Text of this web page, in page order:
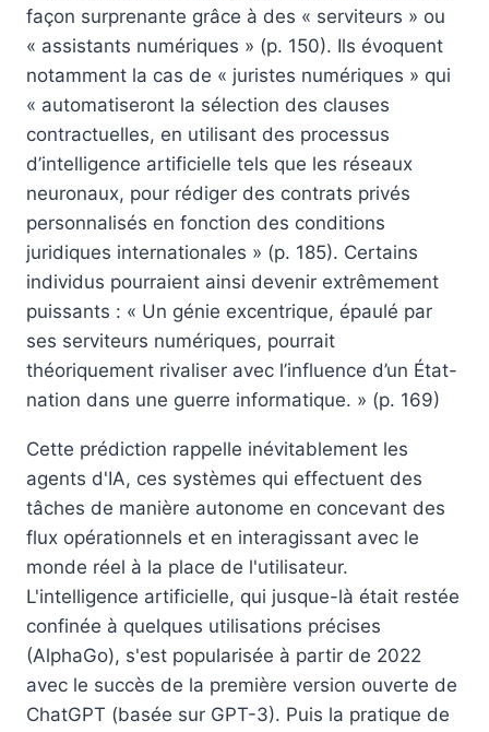
façon surprenante grâce à des « serviteurs » ou
« assistants numériques » (p. 150). Ils évoquent
notamment la cas de « juristes numériques » qui
« automatiseront la sélection des clauses
contractuelles, en utilisant des processus
d’intelligence artificielle tels que les réseaux
neuronaux, pour rédiger des contrats privés
personnalisés en fonction des conditions
juridiques internationales » (p. 185). Certains
individus pourraient ainsi devenir extrêmement
puissants : « Un génie excentrique, épaulé par
ses serviteurs numériques, pourrait
théoriquement rivaliser avec l’influence d’un État-
nation dans une guerre informatique. » (p. 169)
Cette prédiction rappelle inévitablement les
agents d'IA, ces systèmes qui effectuent des
tâches de manière autonome en concevant des
flux opérationnels et en interagissant avec le
monde réel à la place de l'utilisateur.
L'intelligence artificielle, qui jusque-là était restée
confinée à quelques utilisations précises
(AlphaGo), s'est popularisée à partir de 2022
avec le succès de la première version ouverte de
ChatGPT (basée sur GPT-3). Puis la pratique de